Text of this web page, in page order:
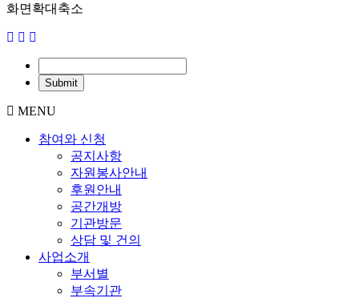
화면확대축소
MENU
참여와 신청
공지사항
자원봉사안내
후원안내
공간개방
기관방문
상담 및 건의
사업소개
부서별
부속기관